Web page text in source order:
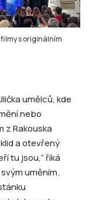
s originálním
umělců, kde
nebo
z Rakouska
a otevřený
tu jsou,“ říká
uměním.